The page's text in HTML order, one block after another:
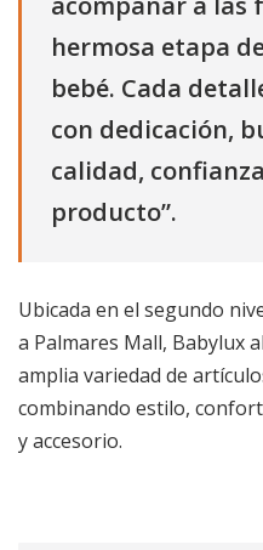
hermosa etapa
bebé. Cada
con dedicación,
calidad,
producto”.
Ubicada en el segundo
a Palmares Mall, Babylux
amplia variedad de
combinando estilo,
y accesorio.